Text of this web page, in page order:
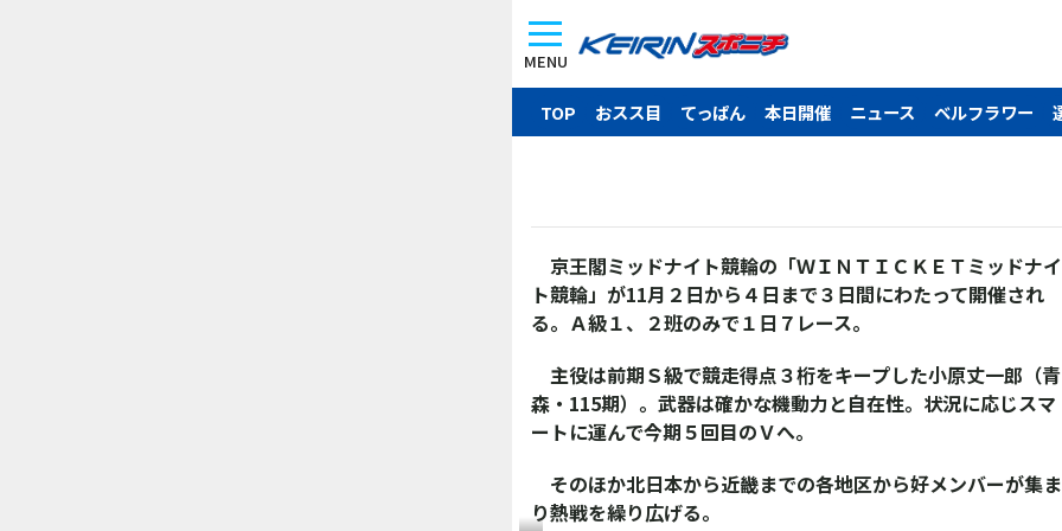
MENU
TOP おスス目 てっぱん 本日開催 ニュース ベルフラワー
京王閣ミッドナイト競輪の「ＷＩＮＴＩＣＫＥＴミッドナイ
ト競輪」が11月２日から４日まで３日間にわたって開催され
る。Ａ級１、２班のみで１日７レース。
主役は前期Ｓ級で競走得点３桁をキープした小原丈一郎（青
森・115期）。武器は確かな機動力と自在性。状況に応じスマ
ートに運んで今期５回目のＶへ。
そのほか北日本から近畿までの各地区から好メンバーが集ま
り熱戦を繰り広げる。